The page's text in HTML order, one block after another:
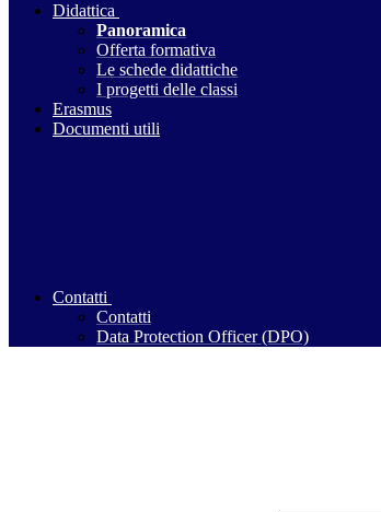
Didattica
Panoramica
Offerta formativa
Le schede didattiche
I progetti delle classi
Erasmus
Documenti utili
Contatti
Contatti
Data Protection Officer (DPO)